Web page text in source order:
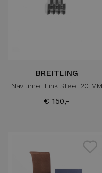
BREITLING
Navitimer Link Steel 20 MM
€ 150,-